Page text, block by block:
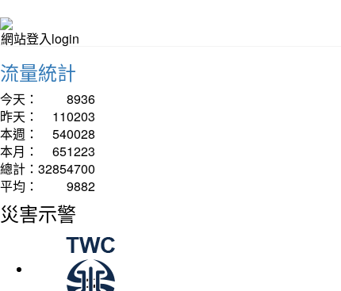
網站登入login
流量統計
今天：
8936
昨天：
110203
本週：
540028
本月：
651223
總計： 32854700
平均：
9882
災害示警